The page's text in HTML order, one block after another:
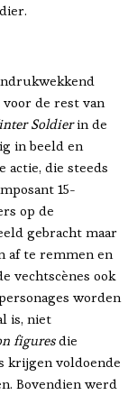
de rest van
Soldierin de
in beeld en
actie, die steeds
15-
op de
gebracht maar
af te remmen en
vechtscènes ook
worden
is, niet
figuresdie
krijgen voldoende
Bovendien werd